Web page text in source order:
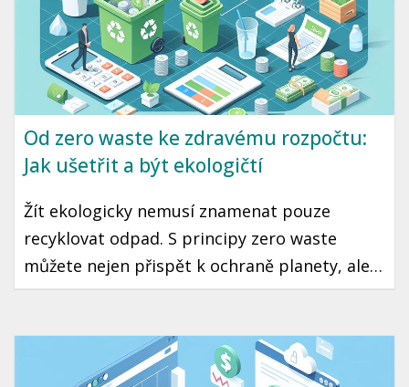
Od zero waste ke zdravému rozpočtu:
Jak ušetřit a být ekologičtí
Žít ekologicky nemusí znamenat pouze
recyklovat odpad. S principy zero waste
můžete nejen přispět k ochraně planety, ale
také výrazně ušetřit peníze v rozpočtu. Tento
jak začít žít udržitelně, aniž byste zatížili svou
peněženku.